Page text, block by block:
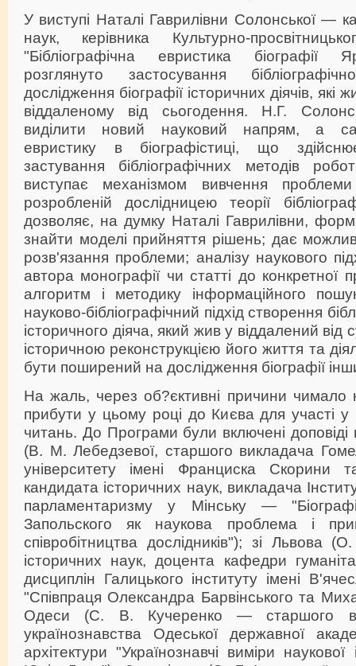
У виступі Наталі Гаврилівни Солонської —
наук, керівника Культурно-
"Бібліографічна евристика біографії
розглянуто застосування
дослідження біографії історичних діячів, які
віддаленому від сьогодення. Н.Г.
виділити новий науковий напрям, а
евристику в біографістиці, що
застування бібліографічних методів
виступає механізмом вивчення
розробленій дослідницею теорії
дозволяє, на думку Наталі Гаврилівни,
знайти моделі прийняття рішень; дає
розв'язання проблеми; аналізу наукового
автора монографії чи статті до конкретної
алгоритм і методику інформаційного
науково-бібліографічний підхід створення
історичного діяча, який жив у віддалений від
історичною реконструкцією його життя та
бути поширений на дослідження біографії
На жаль, через об?єктивні причини чимало
прибути у цьому році до Києва для участі у
читань. До Програми були включені доповіді
(В. М. Лебедзевої, старшого викладача
університету імені Франциска
кандидата історичних наук, викладача
парламентаризму у Мінську —
Запольского як наукова проблема і
співробітництва дослідників"); зі Львова
історичних наук, доцента кафедри
дисциплін Галицького інституту імені
"Співпраця Олександра Барвінського та
Одеси (С. В. Кучеренко — старшого
українознавства Одеської державної
архітектури "Українознавчі виміри